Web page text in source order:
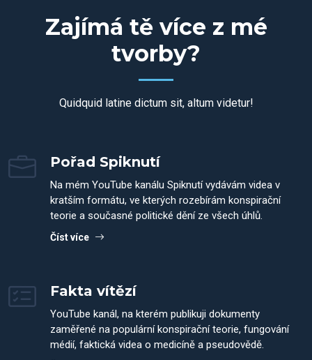
Zajímá tě více z mé
tvorby?
Quidquid latine dictum sit, altum videtur!
Pořad Spiknutí
Na mém YouTube kanálu Spiknutí vydávám videa v
kratším formátu, ve kterých rozebírám konspirační
teorie a současné politické dění ze všech úhlů.
Číst více
Fakta vítězí
YouTube kanál, na kterém publikuji dokumenty
zaměřené na populární konspirační teorie, fungování
médií, faktická videa o medicíně a pseudovědě.